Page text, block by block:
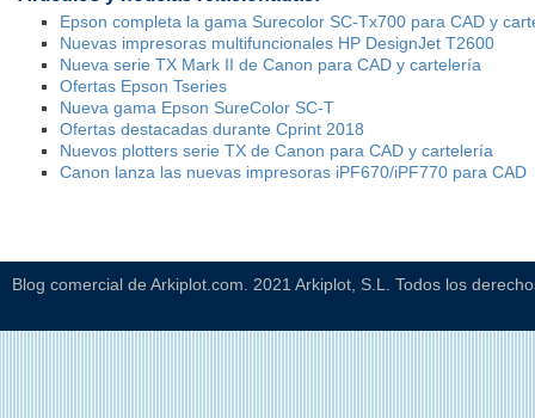
Epson completa la gama Surecolor SC-Tx700 para CAD y
Nuevas impresoras multifuncionales HP DesignJet T2600
Nueva serie TX Mark II de Canon para CAD y cartelería
Ofertas Epson Tseries
Nueva gama Epson SureColor SC-T
Ofertas destacadas durante Cprint 2018
Nuevos plotters serie TX de Canon para CAD y cartelería
Canon lanza las nuevas impresoras iPF670/iPF770 para CAD
Blog comercial de Arkiplot.com. 2021 Arkiplot, S.L. Todos los